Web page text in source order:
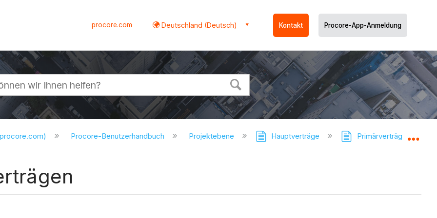
procore.com Deutschland (Deutsch) Kontakt Procore-App-Anmeldung
Procore-Benutzerhandbuch Projektebene Hauptverträge Primärverträge -